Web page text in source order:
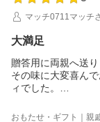
マッチ0711マッチ
大満足
贈答用に両親へ送り
その味に大変喜ん
ィでした。
こんなに美味しい
おもたせ・ギフト｜親